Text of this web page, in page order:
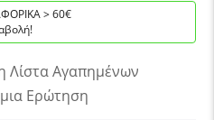
> 60€
Λίστα Αγαπημένων
Ερώτηση